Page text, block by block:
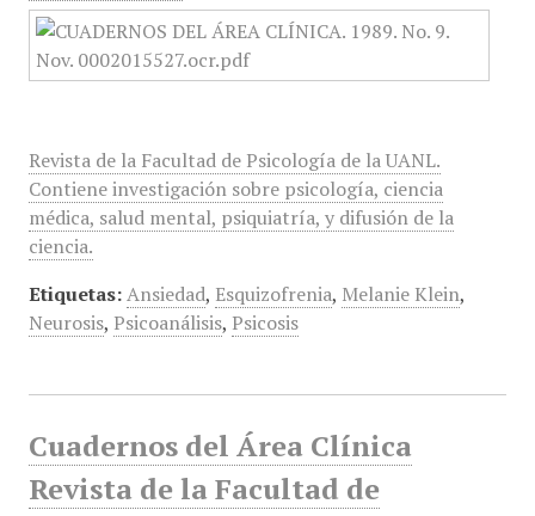
Revista de la Facultad de Psicología de la UANL.
Contiene investigación sobre psicología, ciencia
médica, salud mental, psiquiatría, y difusión de la
ciencia.
Etiquetas: Ansiedad, Esquizofrenia, Melanie Klein,
Neurosis, Psicoanálisis, Psicosis
Cuadernos del Área Clínica
Revista de la Facultad de